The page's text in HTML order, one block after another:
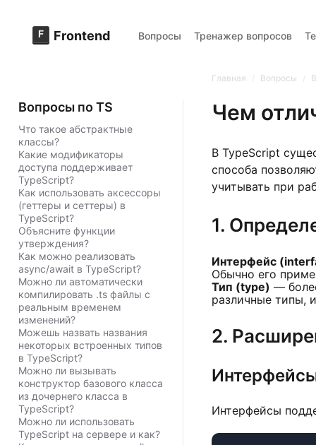
F Frontend Вопросы Тренажер вопросов
Вопросы по TS
Что такое абстрактные
классы?
Какие модификаторы
доступа поддерживает
TypeScript?
Как использовать аксессоры
(геттеры и сеттеры) в
TypeScript?
Объясните функции
утверждения?
Как можно реализовать
async/await в TypeScript?
Можно ли автоматически
компилировать .ts файлы с
реальным временем
изменений?
Можешь назвать названия
некоторых встроенных типов
в TypeScript?
Можно ли вызывать
конструктор базового класса
из дочернего класса в
TypeScript?
Можно ли использовать
TypeScript на сервере и как?
Главная Вопросы
Чем
В TypeScript
способа
учитывать при
1.
Интерфейс
Обычно его
Тип (type) —
различные типы,
2.
Интерфейсы